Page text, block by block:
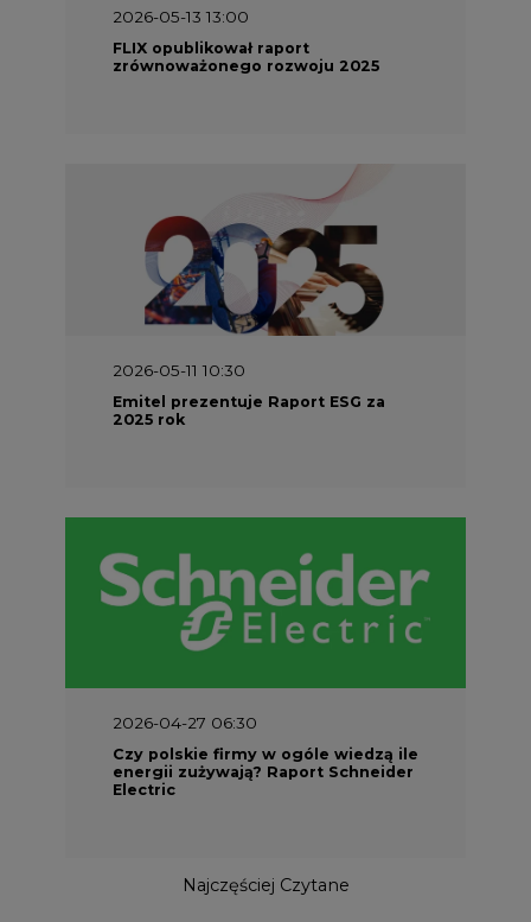
2026-05-13 13:00
FLIX opublikował raport
zrównoważonego rozwoju 2025
2026-05-11 10:30
Emitel prezentuje Raport ESG za
2025 rok
2026-04-27 06:30
Czy polskie firmy w ogóle wiedzą ile
energii zużywają? Raport Schneider
Electric
Najczęściej Czytane